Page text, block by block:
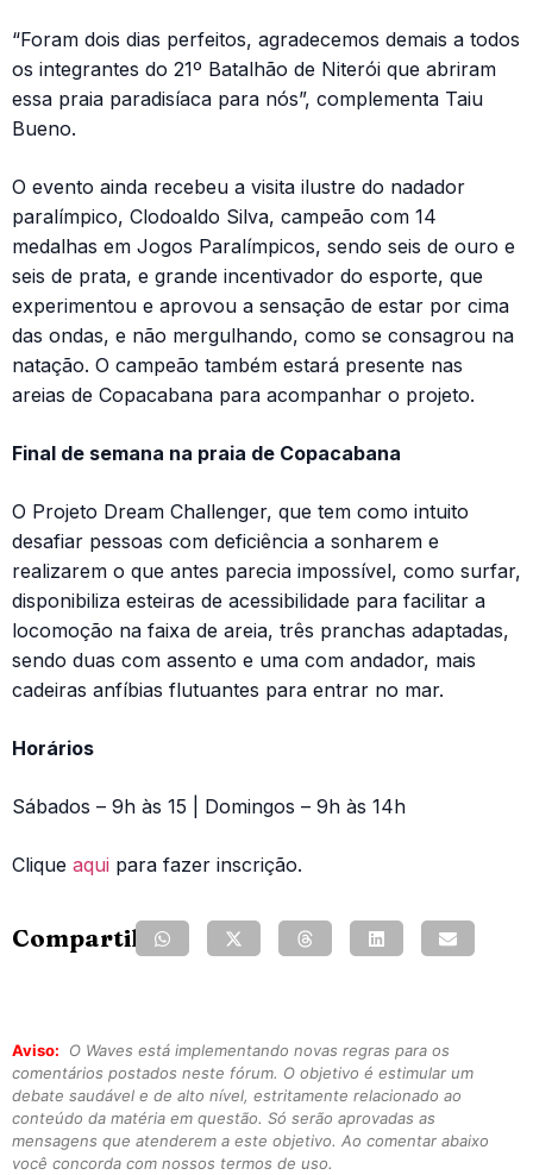
“Foram dois dias perfeitos, agradecemos demais a todos
os integrantes do 21º Batalhão de Niterói que abriram
essa praia paradisíaca para nós”, complementa Taiu
Bueno.
O evento ainda recebeu a visita ilustre do nadador
paralímpico, Clodoaldo Silva, campeão com 14
medalhas em Jogos Paralímpicos, sendo seis de ouro e
seis de prata, e grande incentivador do esporte, que
experimentou e aprovou a sensação de estar por cima
das ondas, e não mergulhando, como se consagrou na
natação. O campeão também estará presente nas
areias de Copacabana para acompanhar o projeto.
Final de semana na praia de Copacabana
O Projeto Dream Challenger, que tem como intuito
desafiar pessoas com deficiência a sonharem e
realizarem o que antes parecia impossível, como surfar,
disponibiliza esteiras de acessibilidade para facilitar a
locomoção na faixa de areia, três pranchas adaptadas,
sendo duas com assento e uma com andador, mais
cadeiras anfíbias flutuantes para entrar no mar.
Horários
Sábados – 9h às 15 | Domingos – 9h às 14h
Clique aqui para fazer inscrição.
Compartilhe:
Aviso:
O Waves está implementando novas regras para os
comentários postados neste fórum. O objetivo é estimular um
debate saudável e de alto nível, estritamente relacionado ao
conteúdo da matéria em questão. Só serão aprovadas as
mensagens que atenderem a este objetivo. Ao comentar abaixo
você concorda com nossos termos de uso.